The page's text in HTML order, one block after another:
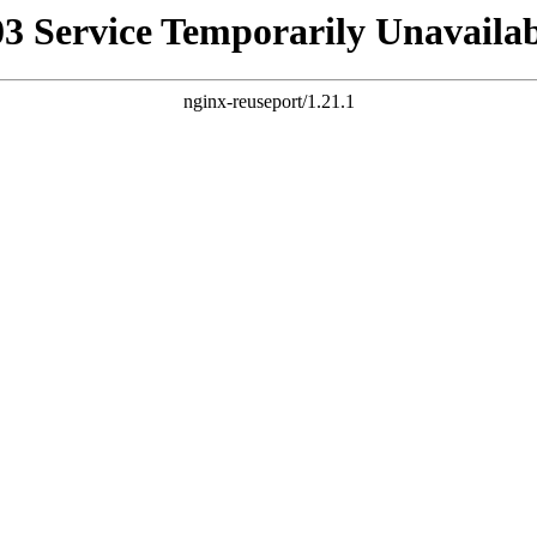
Service Temporarily
nginx-reuseport/1.21.1